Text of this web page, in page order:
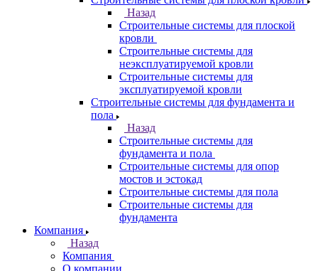
Назад
Строительные системы для плоской
кровли
Строительные системы для
неэксплуатируемой кровли
Строительные системы для
эксплуатируемой кровли
Строительные системы для фундамента и
пола
Назад
Строительные системы для
фундамента и пола
Строительные системы для опор
мостов и эстокад
Строительные системы для пола
Строительные системы для
фундамента
Компания
Назад
Компания
О компании